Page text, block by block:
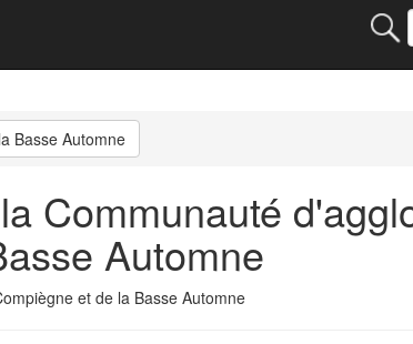
Basse Automne
Communauté
Automne
et de la Basse Automne